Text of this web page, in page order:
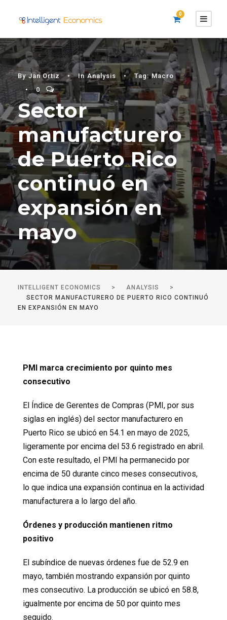
0
By Jan Ortiz • In Analysis • Tag: Macro
•
0
Sector
manufacturero
de Puerto Rico
continuó en
expansión en
mayo
INTELLIGENT ECONOMICS > ANALYSIS
>
SECTOR MANUFACTURERO DE PUERTO RICO CONTINUÓ
EN EXPANSIÓN EN MAYO
PMI marca crecimiento por quinto mes
consecutivo
El Índice de Gerentes de Compras (PMI, por sus
siglas en inglés) del sector manufacturero en
Puerto Rico se ubicó en 54.1 en mayo de 2025,
ligeramente por encima del 53.6 registrado en abril.
Con este resultado, el PMI ha permanecido por
encima de 50 durante cinco meses consecutivos,
lo que indica una expansión continua en la actividad
manufacturera a lo largo del año.
Órdenes y producción mantienen ritmo
positivo
El subíndice de nuevas órdenes fue de 52.9 en
mayo, también mostrando expansión por quinto
mes consecutivo. La producción se ubicó en 58.8,
igualmente por encima de 50 por quinto mes
seguido.